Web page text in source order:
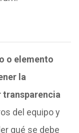
o elemento
la
del equipo y
qué se debe